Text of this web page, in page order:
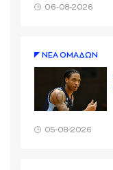
06-08-2026
ΝΕA ΟΜAΔΩΝ
05-08-2026